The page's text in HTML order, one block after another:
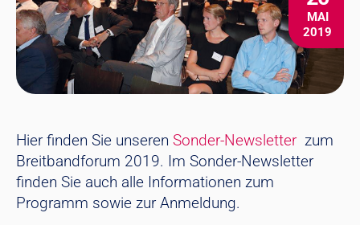
MAI
2019
Hier finden Sie unseren Sonder-Newsletterzum
Breitbandforum 2019. Im Sonder-Newsletter
finden Sie auch alle Informationen zum
Programm sowie zur Anmeldung.